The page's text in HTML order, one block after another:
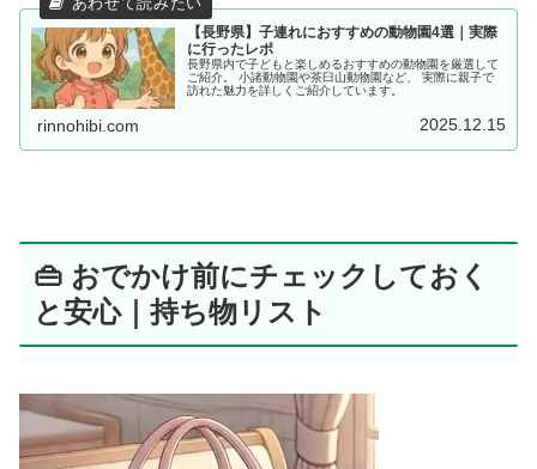
【長野県】子連れにおすすめの動物園4選｜実際
に行ったレポ
長野県内で子どもと楽しめるおすすめの動物園を厳選して
ご紹介。 小諸動物園や茶臼山動物園など、 実際に親子で
訪れた魅力を詳しくご紹介しています。
rinnohibi.com 2025.12.15
👜 おでかけ前にチェックしておく
と安心｜持ち物リスト